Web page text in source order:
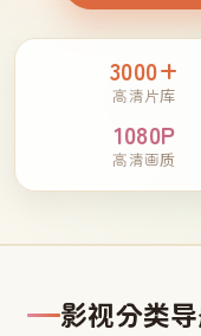
3000+
高清片库
1080P
高清画质
影视分类